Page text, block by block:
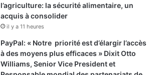
l’agriculture: la sécurité alimentaire, un
acquis à consolider
il y a 11 heures
PayPal: « Notre priorité est d’élargir l’accès
à des moyens plus efficaces » Dixit Otto
Williams, Senior Vice President et